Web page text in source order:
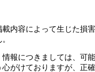
載内容によって生じた損
報につきましては、可
心がけておりますが、正